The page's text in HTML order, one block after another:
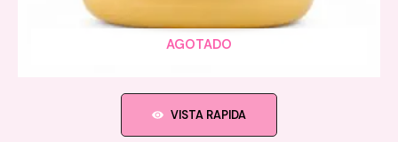
AGOTADO
VISTA RAPIDA